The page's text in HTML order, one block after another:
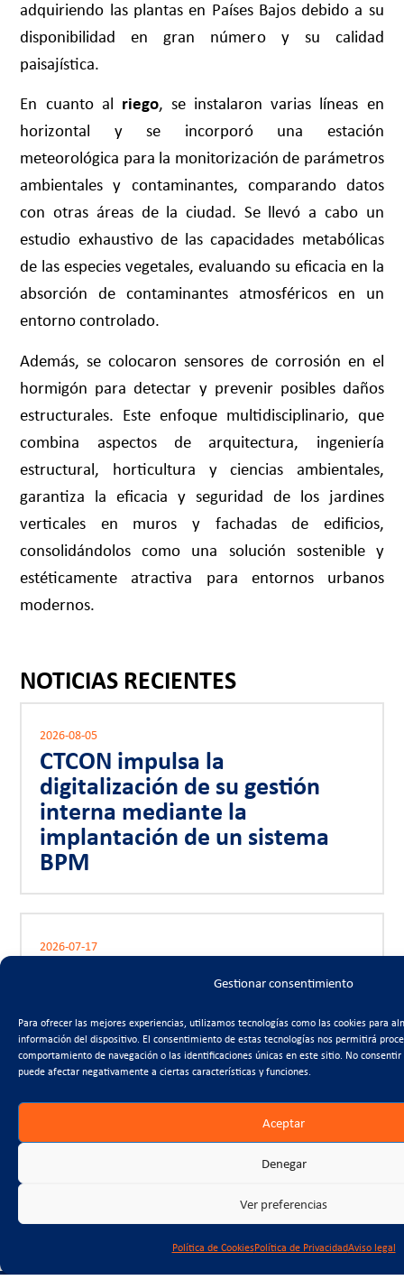
Gestionar consentimiento
Para ofrecer las mejores experiencias, utilizamos tecnologías como las cookies para
información del dispositivo. El consentimiento de estas tecnologías nos permitirá
comportamiento de navegación o las identificaciones únicas en este sitio. No
puede afectar negativamente a ciertas características y funciones.
Aceptar
Denegar
Ver preferencias
Política de CookiesPolítica de PrivacidadAviso legal
adquiriendo las plantas en Países Bajos debido a su
disponibilidad en gran número y su calidad
paisajística.
En cuanto al riego, se instalaron varias líneas en
horizontal y se incorporó una estación
meteorológica para la monitorización de parámetros
ambientales y contaminantes, comparando datos
con otras áreas de la ciudad. Se llevó a cabo un
estudio exhaustivo de las capacidades metabólicas
de las especies vegetales, evaluando su eficacia en la
absorción de contaminantes atmosféricos en un
entorno controlado.
Además, se colocaron sensores de corrosión en el
hormigón para detectar y prevenir posibles daños
estructurales. Este enfoque multidisciplinario, que
combina aspectos de arquitectura, ingeniería
estructural, horticultura y ciencias ambientales,
garantiza la eficacia y seguridad de los jardines
verticales en muros y fachadas de edificios,
consolidándolos como una solución sostenible y
estéticamente atractiva para entornos urbanos
modernos.
NOTICIAS RECIENTES
2026-08-05
CTCON impulsa la
digitalización de su gestión
interna mediante la
implantación de un sistema
BPM
2026-07-17
Entrevista a Antonio Trigueros
en Onda Regional
2026-07-10
La Asamblea y Foro del 50
aniversario de FRECOM
muestra la unidad del sector
retos de la sociedad